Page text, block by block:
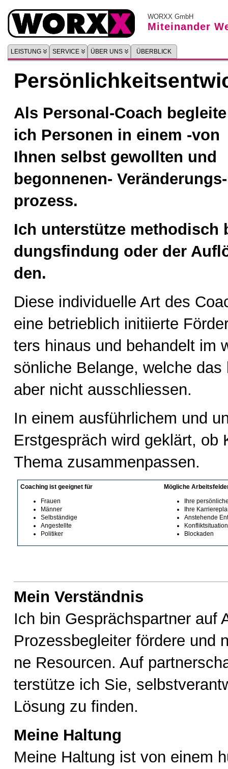
WORXX GmbH
Miteinander
LEISTUNG SERVICE ÜBER UNS ÜBERBLICK
Als Per­so­nal-Coach be­glei­te
ich Per­so­nen in ei­nem -von
Ih­nen selbst ge­woll­ten und
be­gon­ne­nen- Ver­än­de­rungs­
pro­zess.
Ich un­ter­stüt­ze me­tho­disch
dungs­fin­dung oder der
den.
Die­se in­di­vi­du­el­le Art des
eine be­trieb­lich in­iti­ier­te
ters hin­aus und be­han­delt im
sön­li­che Be­lan­ge, wel­che
aber nicht aus­schlies­sen.
In ei­nem aus­führ­li­chem und
Erst­ge­spräch wird ge­klärt, ob
The­ma zu­sam­men­pas­sen.
Coaching ist geeignet für
Frauen
Männer
Selbständige
Angestellte
Politiker
Mögliche
Ihre
Ihre
Anstehende
Blockaden
Mein Verständnis
Ich bin Ge­sprächs­part­ner auf
Pro­zess­be­glei­ter för­de­re und
ne Re­sour­cen. Auf
ter­stüt­ze ich Sie,
Lö­sung zu fin­den.
Meine Haltung
Mei­ne Hal­tung ist von ei­nem